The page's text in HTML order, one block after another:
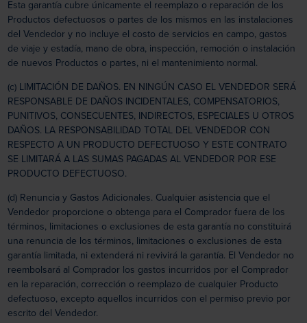
Esta garantía cubre únicamente el reemplazo o reparación de los
Productos defectuosos o partes de los mismos en las instalaciones
del Vendedor y no incluye el costo de servicios en campo, gastos
de viaje y estadía, mano de obra, inspección, remoción o instalación
de nuevos Productos o partes, ni el mantenimiento normal.
(c) LIMITACIÓN DE DAÑOS. EN NINGÚN CASO EL VENDEDOR SERÁ
RESPONSABLE DE DAÑOS INCIDENTALES, COMPENSATORIOS,
PUNITIVOS, CONSECUENTES, INDIRECTOS, ESPECIALES U OTROS
DAÑOS. LA RESPONSABILIDAD TOTAL DEL VENDEDOR CON
RESPECTO A UN PRODUCTO DEFECTUOSO Y ESTE CONTRATO
SE LIMITARÁ A LAS SUMAS PAGADAS AL VENDEDOR POR ESE
PRODUCTO DEFECTUOSO.
(d) Renuncia y Gastos Adicionales. Cualquier asistencia que el
Vendedor proporcione o obtenga para el Comprador fuera de los
términos, limitaciones o exclusiones de esta garantía no constituirá
una renuncia de los términos, limitaciones o exclusiones de esta
garantía limitada, ni extenderá ni revivirá la garantía. El Vendedor no
reembolsará al Comprador los gastos incurridos por el Comprador
en la reparación, corrección o reemplazo de cualquier Producto
defectuoso, excepto aquellos incurridos con el permiso previo por
escrito del Vendedor.